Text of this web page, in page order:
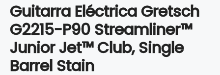
Guitarra Eléctrica Gretsch
G2215-P90 Streamliner™
Junior Jet™ Club, Single
Barrel Stain